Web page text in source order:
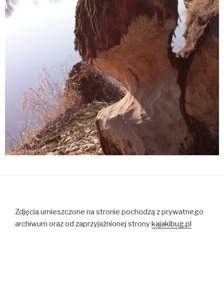
Zdjęcia umieszczone na stronie pochodzą z prywatnego
archiwum oraz od zaprzyjaźnionej stronykajakibug.pl